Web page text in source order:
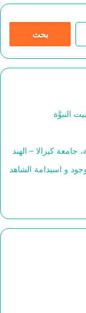
:
النبوَّة
كيرالا – الهند
و اسيدامة الشاهد